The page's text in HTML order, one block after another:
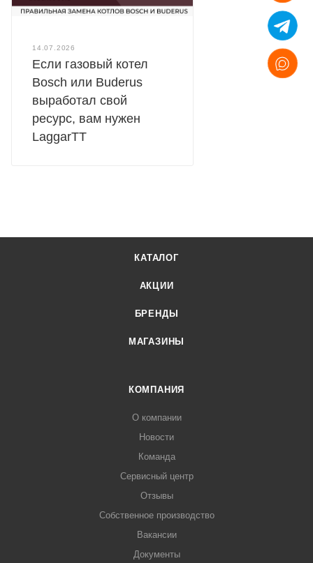
14.07.2026
Если газовый котел
Bosch или Buderus
выработал свой
ресурс, вам нужен
LaggarTT
КАТАЛОГ
АКЦИИ
БРЕНДЫ
МАГАЗИНЫ
КОМПАНИЯ
О компании
Новости
Команда
Сервисный центр
Отзывы
Собственное производство
Вакансии
Документы